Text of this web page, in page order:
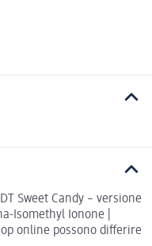
Sweet Candy – versione
Isomethyl Ionone |
online possono differire